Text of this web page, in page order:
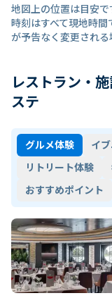
地図上の位置は目安で
時刻はすべて現地時
が予告なく変更される
レストラン・
ステ
グルメ体験
イ
リトリート体験
おすすめポイント